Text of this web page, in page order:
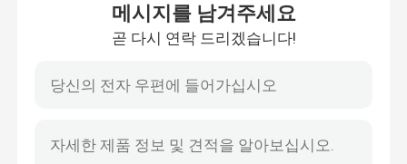
스텐터 완료기
드라이어 기계를 완화시키세요
메시지를 남겨주세요
곧 다시 연락 드리겠습니다!